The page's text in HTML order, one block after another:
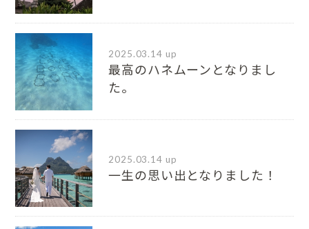
2025.03.14 up
最高のハネムーンとなりまし
た。
2025.03.14 up
一生の思い出となりました！